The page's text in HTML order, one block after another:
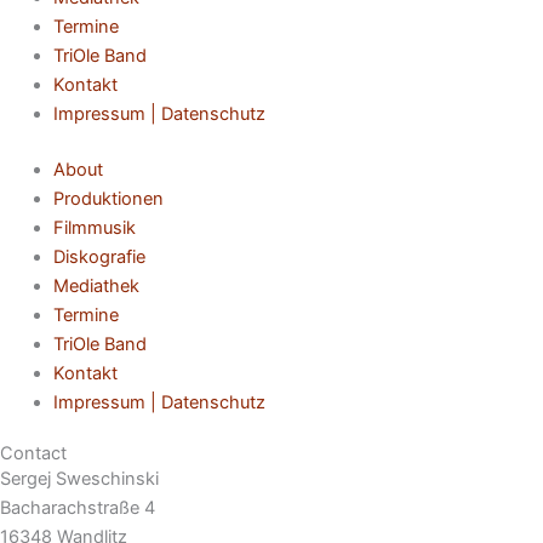
Termine
TriOle Band
Kontakt
Impressum | Datenschutz
About
Produktionen
Filmmusik
Diskografie
Mediathek
Termine
TriOle Band
Kontakt
Impressum | Datenschutz
Contact
Sergej Sweschinski
Bacharachstraße 4
16348 Wandlitz